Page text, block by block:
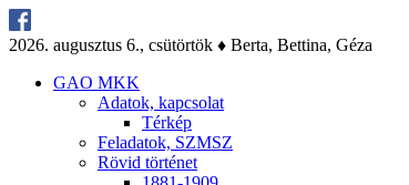
2026. au­gusz­tus 6., csü­tör­tök ♦ Ber­ta, Bet­ti­na, Gé­za
GAO MKK
Ada­tok, kap­cso­lat
Tér­kép
Fel­ada­tok, SZMSZ
Rö­vid tör­té­net